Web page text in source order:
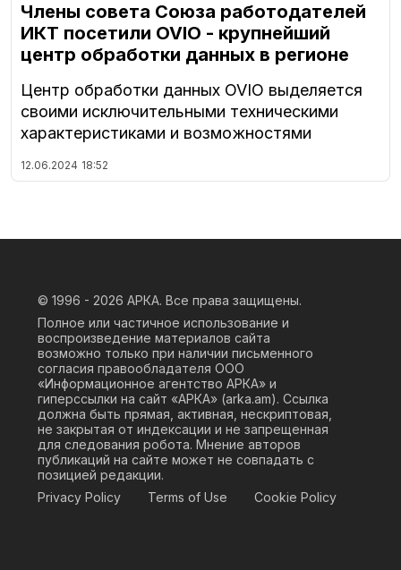
Члены совета Союза работодателей
ИКТ посетили OVIO - крупнейший
центр обработки данных в регионе
Центр обработки данных OVIO выделяется
своими исключительными техническими
характеристиками и возможностями
12.06.2024 18:52
© 1996 - 2026 АРКА. Все права защищены.
Полное или частичное использование и
воспроизведение материалов сайта
возможно только при наличии письменного
согласия правообладателя ООО
«Информационное агентство АРКА» и
гиперссылки на сайт «АРКА» (arka.am). Ссылка
должна быть прямая, активная, нескриптовая,
не закрытая от индексации и не запрещенная
для следования робота. Мнение авторов
публикаций на сайте может не совпадать с
позицией редакции.
Privacy Policy
Terms of Use Cookie Policy